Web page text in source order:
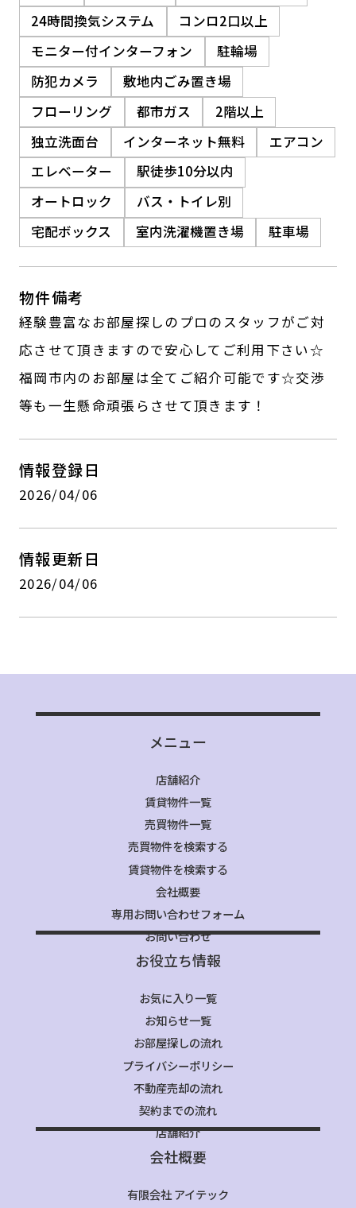
24時間換気システム
コンロ2口以上
モニター付インターフォン
駐輪場
防犯カメラ
敷地内ごみ置き場
フローリング
都市ガス
2階以上
独立洗面台
インターネット無料
エアコン
エレベーター
駅徒歩10分以内
オートロック
バス・トイレ別
宅配ボックス
室内洗濯機置き場 駐車場
物件備考
経験豊富なお部屋探しのプロのスタッフがご対
応させて頂きますので安心してご利用下さい☆
福岡市内のお部屋は全てご紹介可能です☆交渉
等も一生懸命頑張らさせて頂きます！
情報登録日
2026/04/06
情報更新日
2026/04/06
メニュー
店舗紹介
賃貸物件一覧
売買物件一覧
売買物件を検索する
賃貸物件を検索する
会社概要
専用お問い合わせフォーム
お問い合わせ
お役立ち情報
お気に入り一覧
お知らせ一覧
お部屋探しの流れ
プライバシーポリシー
不動産売却の流れ
契約までの流れ
店舗紹介
会社概要
有限会社 アイテック